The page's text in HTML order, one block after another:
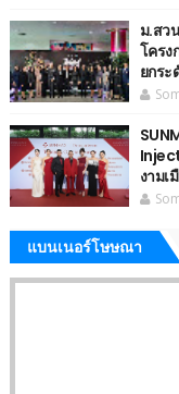
ม.สว
โครง
ยกร
งามเ
แบนเนอร์โษษณา